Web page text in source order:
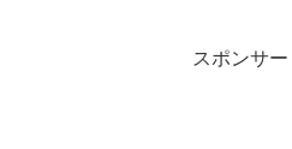
スポンサー